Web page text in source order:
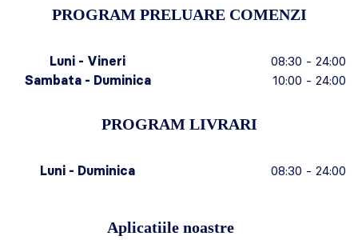
PROGRAM PRELUARE COMENZI
Luni - Vineri
08:30 - 24:00
Sambata - Duminica
10:00 - 24:00
PROGRAM LIVRARI
Luni - Duminica 08:30 - 24:00
Aplicatiile noastre